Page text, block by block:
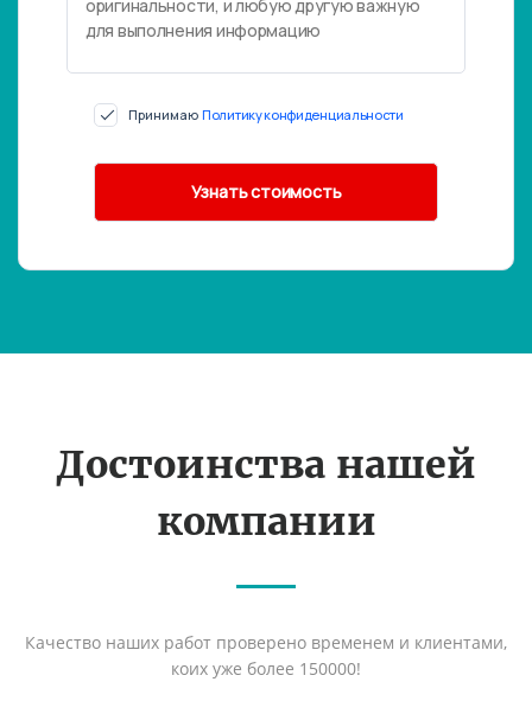
Принимаю Политику конфиденциальности
Достоинства нашей
компании
Качество наших работ проверено временем и клиентами,
коих уже более 150000!